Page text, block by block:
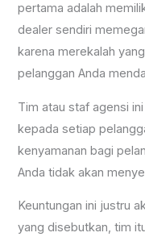
pertama adalah
dealer sendiri
karena merekalah
pelanggan Anda
Tim atau staf agensi
kepada setiap
kenyamanan bagi
Anda tidak akan
Keuntungan ini justru
yang disebutkan, tim